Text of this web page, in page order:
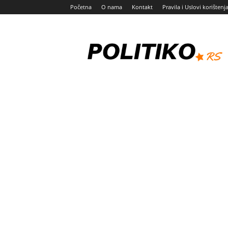
Početna O nama Kontakt Pravila i Uslovi korištenja